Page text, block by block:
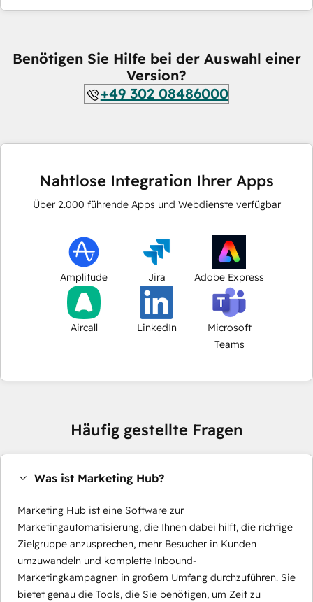
Benötigen Sie Hilfe bei der Auswahl einer
Version?
+49 302 08486000
Nahtlose Integration Ihrer Apps
Über 2.000 führende Apps und Webdienste verfügbar
Amplitude Jira Adobe Express
Aircall LinkedIn
Microsoft
Teams
Häufig gestellte Fragen
Was ist Marketing Hub?
Marketing Hub ist eine Software zur
Marketingautomatisierung, die Ihnen dabei hilft, die richtige
Zielgruppe anzusprechen, mehr Besucher in Kunden
umzuwandeln und komplette Inbound-
Marketingkampagnen in großem Umfang durchzuführen. Sie
bietet genau die Tools, die Sie benötigen, um Zeit zu